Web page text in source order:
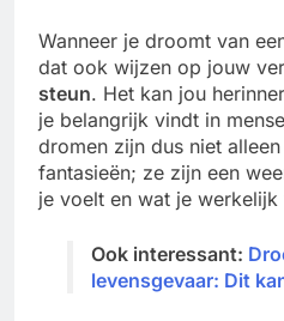
Wanneer je droomt van
dat ook wijzen op jouw
steun. Het kan jou
je belangrijk vindt in
dromen zijn dus niet
fantasieën; ze zijn een
je voelt en wat je werkelijk
Ook interessant:
levensgevaar: Dit